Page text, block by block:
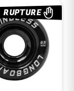
RUPTURE